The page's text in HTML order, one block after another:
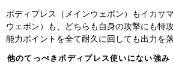
ボディプレス（メインウェポン）もイカサ
ウェポン）も、どちらも自身の攻撃にも特
能力ポイントを全て耐久に回しても出力を
他のてっぺきボディプレス使いにない強み